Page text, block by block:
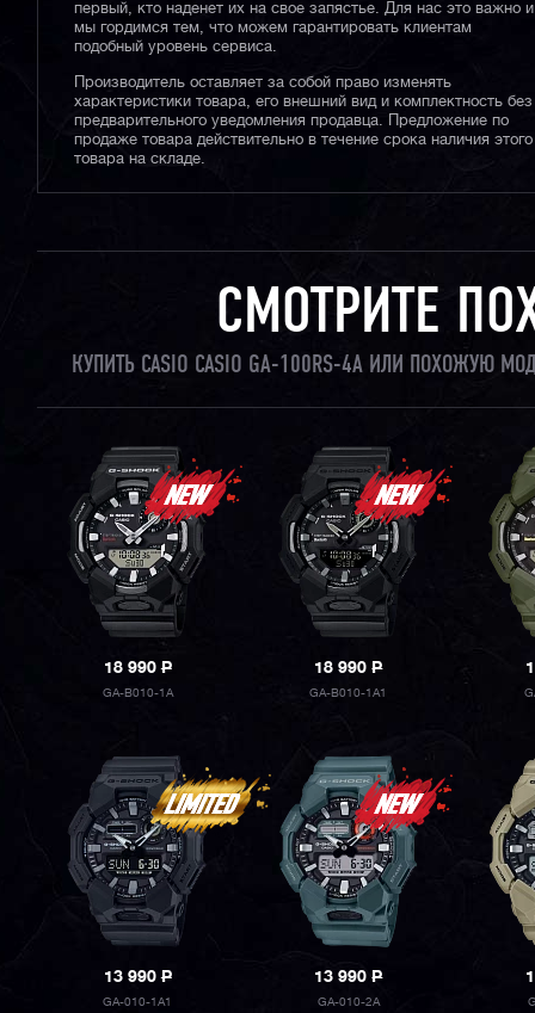
первый, кто наденет их на свое запястье. Для нас это важно и
мы гордимся тем, что можем гарантировать клиентам
подобный уровень сервиса.
Производитель оставляет за собой право изменять
характеристики товара, его внешний вид и комплектность без
предварительного уведомления продавца. Предложение по
продаже товара действительно в течение срока наличия этого
товара на складе.
СМОТРИТЕ
КУПИТЬ CASIO CASIO GA-100RS-4A ИЛИ ПОХОЖУЮ
18 990P
GA-B010-1A
18 990P
GA-B010-1A1
13 990P
GA-010-1A1
13 990P
GA-010-2A